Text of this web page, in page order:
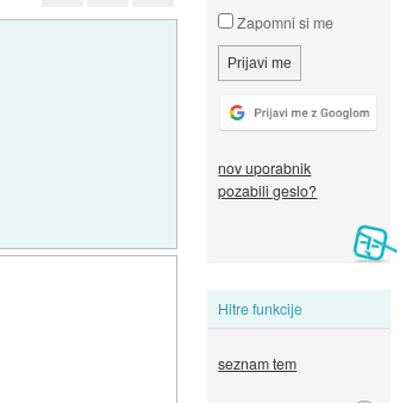
Zapomni si me
nov uporabnik
pozabili geslo?
Hitre funkcije
seznam tem